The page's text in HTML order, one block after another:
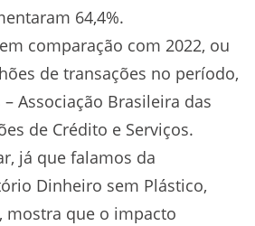
64,4%.
comparação com 2022, ou
de transações no período,
Associação Brasileira das
de Crédito e Serviços.
já que falamos da
Dinheiro sem Plástico,
mostra que o impacto